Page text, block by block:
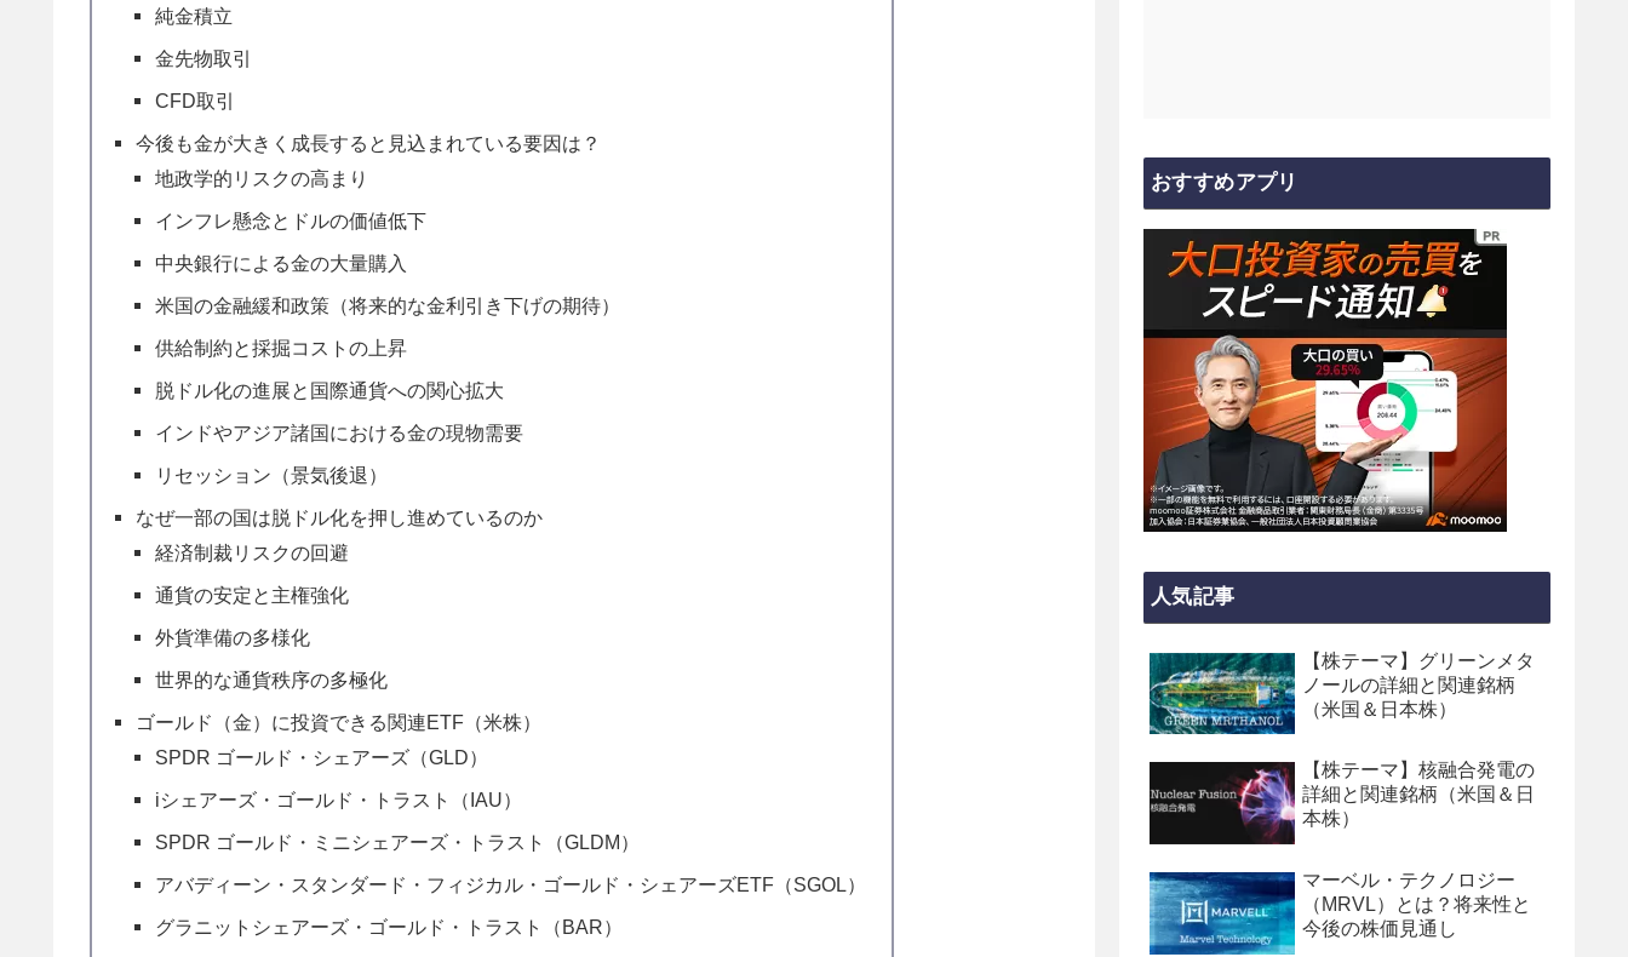
純金積立
金先物取引
CFD取引
今後も金が大きく成長すると見込まれている要因は？
地政学的リスクの高まり
インフレ懸念とドルの価値低下
中央銀行による金の大量購入
米国の金融緩和政策（将来的な金利引き下げの期待）
供給制約と採掘コストの上昇
脱ドル化の進展と国際通貨への関心拡大
インドやアジア諸国における金の現物需要
リセッション（景気後退）
なぜ一部の国は脱ドル化を押し進めているのか
経済制裁リスクの回避
通貨の安定と主権強化
外貨準備の多様化
世界的な通貨秩序の多極化
ゴールド（金）に投資できる関連ETF（米株）
SPDR ゴールド・シェアーズ（GLD）
iシェアーズ・ゴールド・トラスト（IAU）
SPDR ゴールド・ミニシェアーズ・トラスト（GLDM）
アバディーン・スタンダード・フィジカル・ゴールド・シェアーズETF（SGOL）
グラニットシェアーズ・ゴールド・トラスト（BAR）
おすすめアプリ
人気記事
【株テーマ】グリーンメタ
ノールの詳細と関連銘柄
（米国＆日本株）
【株テーマ】核融合発電の
詳細と関連銘柄（米国＆日
本株）
マーベル・テクノロジー
（MRVL）とは？将来性と
今後の株価見通し